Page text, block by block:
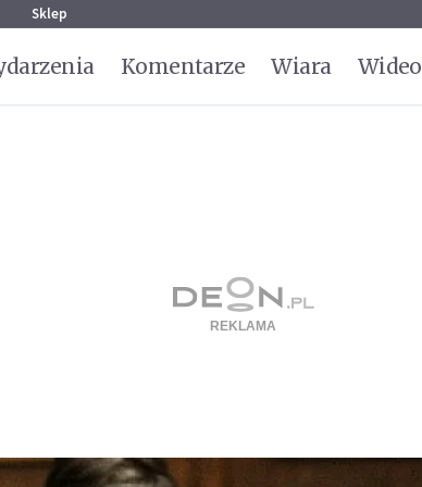
Sklep
Komentarze Wiara Wideo